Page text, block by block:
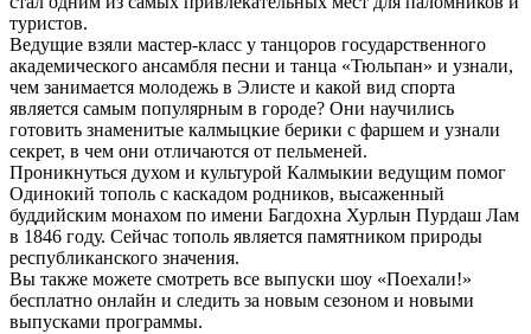
туристов.
Ведущие взяли мастер-класс у танцоров государственного
академического ансамбля песни и танца «Тюльпан» и узнали,
чем занимается молодежь в Элисте и какой вид спорта
является самым популярным в городе? Они научились
готовить знаменитые калмыцкие берики с фаршем и узнали
секрет, в чем они отличаются от пельменей.
Проникнуться духом и культурой Калмыкии ведущим помог
Одинокий тополь с каскадом родников, высаженный
буддийским монахом по имени Багдохна Хурлын Пурдаш Лам
в 1846 году. Сейчас тополь является памятником природы
республиканского значения.
Вы также можете смотреть все выпуски шоу «Поехали!»
бесплатно онлайн и следить за новым сезоном и новыми
выпусками программы.